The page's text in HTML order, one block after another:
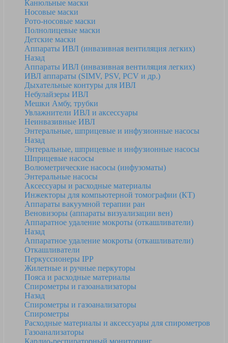
Канюльные маски
Носовые маски
Рото-носовые маски
Полнолицевые маски
Детские маски
Аппараты ИВЛ (инвазивная вентиляция легких)
Назад
Аппараты ИВЛ (инвазивная вентиляция легких)
ИВЛ аппараты (SIMV, PSV, PCV и др.)
Дыхательные контуры для ИВЛ
Небулайзеры ИВЛ
Мешки Амбу, трубки
Увлажнители ИВЛ и аксессуары
Неинвазивные ИВЛ
Энтеральные, шприцевые и инфузионные насосы
Назад
Энтеральные, шприцевые и инфузионные насосы
Шприцевые насосы
Волюметрические насосы (инфузоматы)
Энтеральные насосы
Аксессуары и расходные материалы
Инжекторы для компьютерной томографии (КТ)
Аппараты вакуумной терапии ран
Веновизоры (аппараты визуализации вен)
Аппаратное удаление мокроты (откашливатели)
Назад
Аппаратное удаление мокроты (откашливатели)
Откашливатели
Перкуссионеры IPP
Жилетные и ручные перкуторы
Пояса и расходные материалы
Спирометры и газоанализаторы
Назад
Спирометры и газоанализаторы
Спирометры
Расходные материалы и аксессуары для спирометров
Газоанализаторы
Кардио-респираторный мониторинг